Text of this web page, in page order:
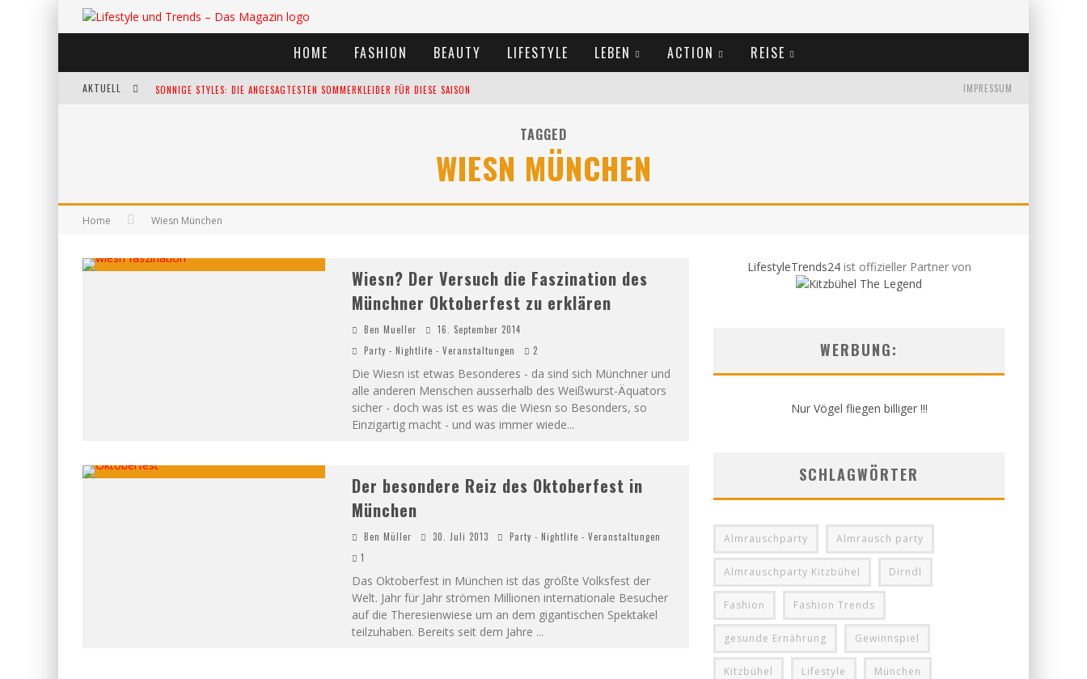
HOME FASHION BEAUTY LIFESTYLE LEBEN ACTION REISE
AKTUELL SONNIGE STYLES: DIE ANGESAGTESTEN SOMMERKLEIDER FÜR DIESE SAISON IMPRESSUM
TAGGED
WIESN MÜNCHEN
Home Wiesn München
Wiesn? Der Versuch die Faszination des
Münchner Oktoberfest zu erklären
Ben Mueller
16. September 2014
Party - Nightlife - Veranstaltungen
2
Die Wiesn ist etwas Besonderes - da sind sich Münchner und
alle anderen Menschen ausserhalb des Weißwurst-Äquators
sicher - doch was ist es was die Wiesn so Besonders, so
Einzigartig macht - und was immer wiede...
Der besondere Reiz des Oktoberfest in
München
Ben Müller 30. Juli 2013
Party - Nightlife - Veranstaltungen
1
Das Oktoberfest in München ist das größte Volksfest der
Welt. Jahr für Jahr strömen Millionen internationale Besucher
auf die Theresienwiese um an dem gigantischen Spektakel
teilzuhaben. Bereits seit dem Jahre ...
LifestyleTrends24ist offizieller Partner von
WERBUNG:
Nur Vögel fliegen billiger !!!
SCHLAGWÖRTER
Almrauschparty Almrausch party
Almrauschparty Kitzbühel Dirndl
Fashion Fashion Trends
gesunde Ernährung Gewinnspiel
Kitzbühel Lifestyle München